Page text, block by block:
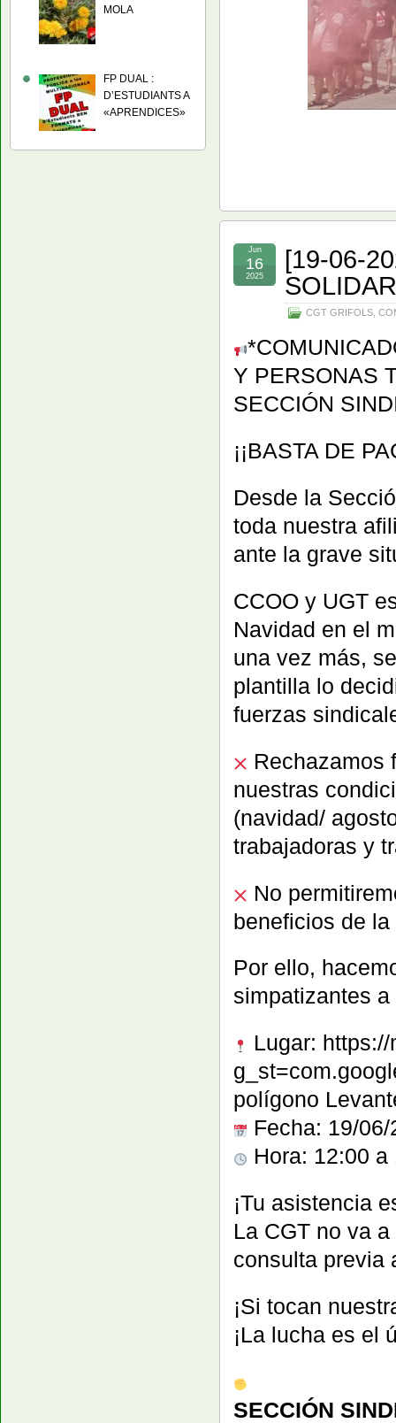
[19-06-
CGT GRIFOLS
Jun
16
2025
Y PERSONAS
SECCIÓN
¡¡BASTA DE
Desde la
toda nuestra
ante la grave
CCOO y UGT
Navidad en el
una vez más,
plantilla lo
fuerzas
Rechazamos
nuestras
(navidad/
trabajadoras y
No
beneficios de
Por ello,
simpatizantes
Lugar:
polígono
Fecha: 19/06/
Hora: 12:00 a
¡Tu asistencia
La CGT no va
consulta previa
¡Si tocan
¡La lucha es el
SECCIÓN
MOLA
FP DUAL :
D’ESTUDIANTS A
«APRENDICES»